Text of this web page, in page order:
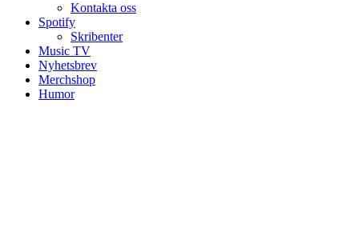
Kontakta oss
Spotify
Skribenter
Music TV
Nyhetsbrev
Merchshop
Humor